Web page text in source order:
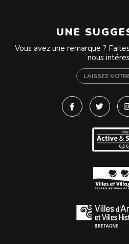
UNE
Vous avez une remarque ?
nous
LAISSEZ
Lien vers le
Lien